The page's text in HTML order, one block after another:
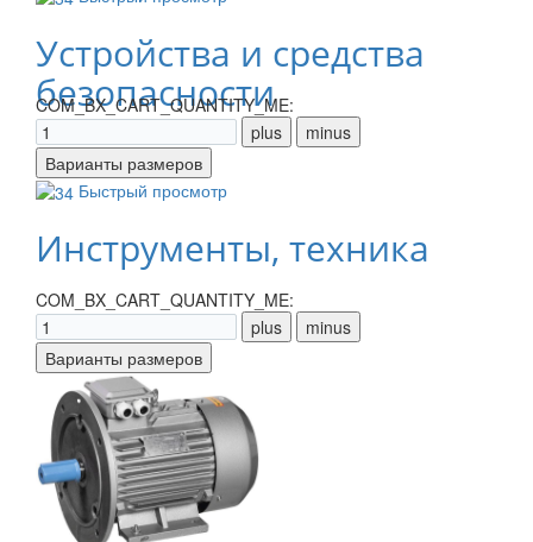
Устройства и средства
безопасности
COM_BX_CART_QUANTITY_ME:
Быстрый просмотр
Инструменты, техника
COM_BX_CART_QUANTITY_ME: